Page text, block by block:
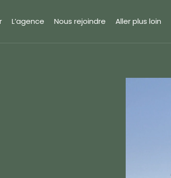
L’agence Nous rejoindre Aller plus loin